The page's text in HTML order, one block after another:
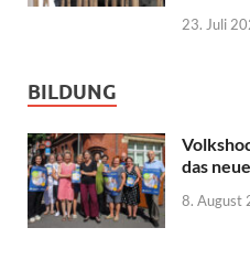
23. Juli
BILDUNG
das
8. August